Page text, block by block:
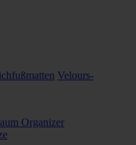
Velours-
Organizer